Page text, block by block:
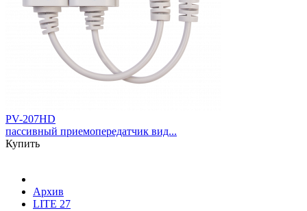
PV-207HD
пассивный приемопередатчик вид...
Купить
Архив
LITE 27